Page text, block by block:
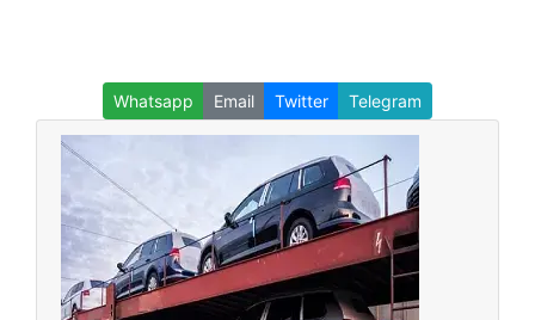
Whatsapp Email Twitter Telegram